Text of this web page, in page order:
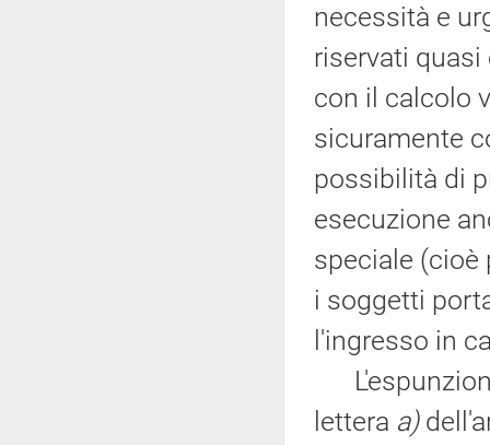
necessità e
riservati
con il calcolo
sicuramente
possibilità di
esecuzione
speciale (cioè
i soggetti
l'ingresso in
lettera a)